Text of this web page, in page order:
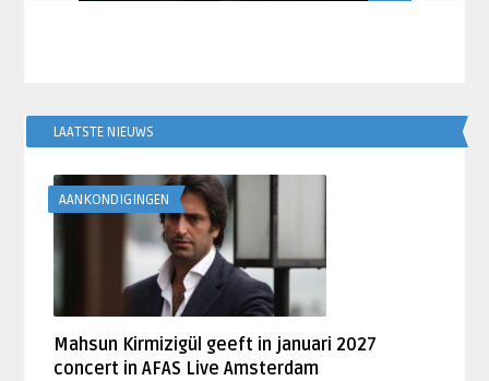
LAATSTE NIEUWS
AANKONDIGINGEN
Mahsun Kirmizigül geeft in januari 2027
concert in AFAS Live Amsterdam